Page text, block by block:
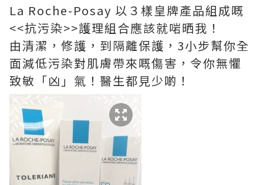
La Roche-Posay 以３樣皇牌產品組成嘅
<<抗污染>>護理組合應該就啱晒我！
由清潔，修護，到隔離保護，3小步幫你全
面減低污染對肌膚帶來嘅傷害，令你無懼
致敏「凶」氣！醫生都見少啲！